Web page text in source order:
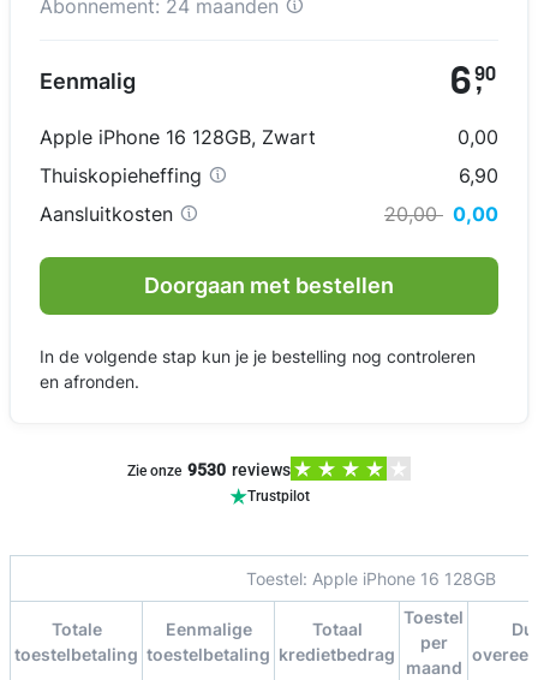
Abonnement: 24 maanden
Eenmalig 6,
90
Apple iPhone 16 128GB, Zwart
0,00
Thuiskopieheffing
6,90
Aansluitkosten
20,00 0,00
Doorgaan met bestellen
In de volgende stap kun je je bestelling nog controleren
en afronden.
Zie onze 9530 reviews
Trustpilot
Toestel: Apple iPhone 16 128GB
Totale
toestelbetaling
Eenmalige
toestelbetaling
Totaal
kredietbedrag
Toestel
per
maand